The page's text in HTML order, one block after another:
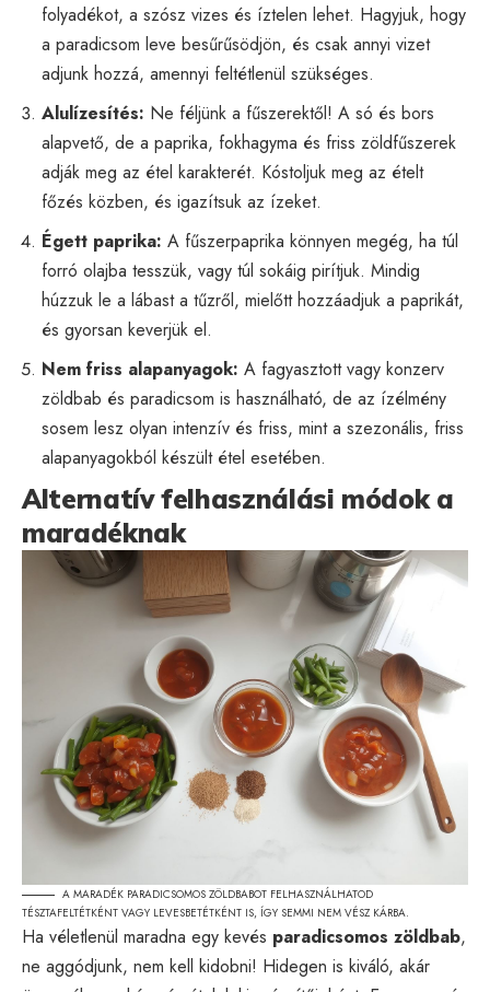
folyadékot, a szósz vizes és íztelen lehet. Hagyjuk, hogy
a paradicsom leve besűrűsödjön, és csak annyi vizet
adjunk hozzá, amennyi feltétlenül szükséges.
Alulízesítés: Ne féljünk a fűszerektől! A só és bors
alapvető, de a paprika, fokhagyma és friss zöldfűszerek
adják meg az étel karakterét. Kóstoljuk meg az ételt
főzés közben, és igazítsuk az ízeket.
Égett paprika: A fűszerpaprika könnyen megég, ha túl
forró olajba tesszük, vagy túl sokáig pirítjuk. Mindig
húzzuk le a lábast a tűzről, mielőtt hozzáadjuk a paprikát,
és gyorsan keverjük el.
Nem friss alapanyagok: A fagyasztott vagy konzerv
zöldbab és paradicsom is használható, de az ízélmény
sosem lesz olyan intenzív és friss, mint a szezonális, friss
alapanyagokból készült étel esetében.
Alternatív felhasználási módok a
maradéknak
A MARADÉK PARADICSOMOS ZÖLDBABOT FELHASZNÁLHATOD
TÉSZTAFELTÉTKÉNT VAGY LEVESBETÉTKÉNT IS, ÍGY SEMMI NEM VÉSZ KÁRBA.
Ha véletlenül maradna egy kevés paradicsomos zöldbab,
ne aggódjunk, nem kell kidobni! Hidegen is kiváló, akár